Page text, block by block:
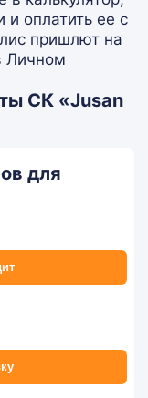
и оплатить ее с
пришлют на
Личном
СК «Jusan
для